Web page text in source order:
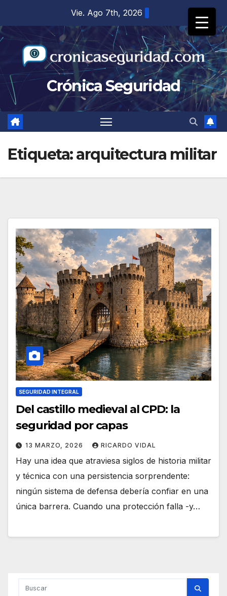
contenido
Vie. Ago 7th, 2026
Crónica Seguridad
Etiqueta:arquitectura militar
SEGURIDAD INTEGRAL
Del castillo medieval al CPD: la
seguridad por capas
13 MARZO, 2026 RICARDO VIDAL
Hay una idea que atraviesa siglos de historia militar
y técnica con una persistencia sorprendente:
ningún sistema de defensa debería confiar en una
única barrera. Cuando una protección falla -y…